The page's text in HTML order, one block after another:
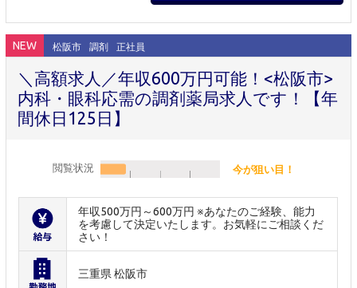
NEW 松阪市 調剤 正社員
＼高額求人／年収600万円可能！<松阪市>
内科・眼科応需の調剤薬局求人です！【年
間休日125日】
閲覧状況 今が狙い目！
年収500万円～600万円 ※あなたのご経験、能力
を考慮して決定いたします。お気軽にご相談くだ
さい！
三重県 松阪市